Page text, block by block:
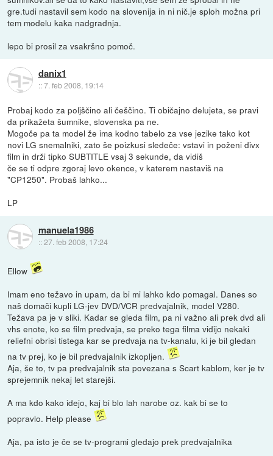
gre.tudi nastavil sem kodo na slovenija in ni nič.je sploh možna pri
tem modelu kaka nadgradnja.
lepo bi prosil za vsakršno pomoč.
danix1
::7. feb 2008, 19:14
Probaj kodo za poljščino ali češčino. Ti običajno delujeta, se pravi
da prikažeta šumnike, slovenska pa ne.
Mogoče pa ta model že ima kodno tabelo za vse jezike tako kot
novi LG snemalniki, zato še poizkusi sledeče: vstavi in poženi divx
film in drži tipko SUBTITLE vsaj 3 sekunde, da vidiš
če se ti odpre zgoraj levo okence, v katerem nastaviš na
"CP1250". Probaš lahko...
LP
manuela1986
::27. feb 2008, 17:24
Ellow
Imam eno težavo in upam, da bi mi lahko kdo pomagal. Danes so
naš domači kupli LG-jev DVD/VCR predvajalnik, model V280.
Težava pa je v sliki. Kadar se gleda film, pa ni važno ali prek dvd ali
vhs enote, ko se film predvaja, se preko tega filma vidijo nekaki
reliefni obrisi tistega kar se predvaja na tv-kanalu, ki je bil gledan
na tv prej, ko je bil predvajalnik izkopljen.
Aja, še to, tv pa predvajalnik sta povezana s Scart kablom, ker je tv
sprejemnik nekaj let starejši.
A ma kdo kako idejo, kaj bi blo lah narobe oz. kak bi se to
popravlo. Help please
Aja, pa isto je če se tv-programi gledajo prek predvajalnika